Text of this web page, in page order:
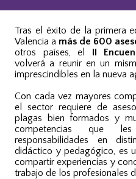
Tras el éxito de la primera
Valencia a más de 600
otros países, el II
volverá a reunir en un
imprescindibles en la nueva
Con cada vez mayores
el sector requiere de
plagas bien formados y
competencias que
responsabilidades en
didáctico y pedagógico, es
compartir experiencias y
trabajo de los profesionales